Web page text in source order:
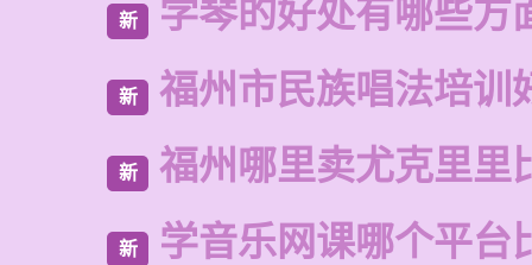
新 学琴的好处有哪些方
新 福州市民族唱法培训
新 福州哪里卖尤克里里
新 学音乐网课哪个平台